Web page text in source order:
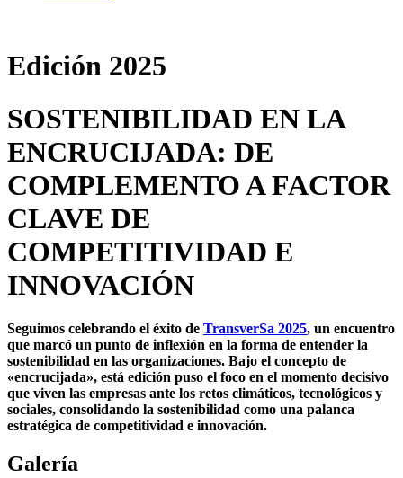
Edición 2025
SOSTENIBILIDAD EN LA
ENCRUCIJADA: DE
COMPLEMENTO A FACTOR
CLAVE DE
COMPETITIVIDAD E
INNOVACIÓN
Seguimos celebrando el éxito de TransverSa 2025, un encuentro
que marcó un punto de inflexión en la forma de entender la
sostenibilidad en las organizaciones. Bajo el concepto de
«encrucijada», está edición puso el foco en el momento decisivo
que viven las empresas ante los retos climáticos, tecnológicos y
sociales, consolidando la sostenibilidad como una palanca
estratégica de competitividad e innovación.
Galería